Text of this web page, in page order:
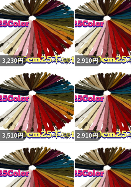
3,230円 いいね！
2,910円
3,510円 いいね！
2,910円